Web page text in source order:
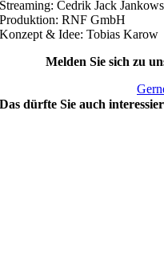
Streaming: Cedrik Jack
Produktion: RNF GmbH
Konzept & Idee: Tobias Karow
Melden Sie sich zu
Das dürfte Sie auch